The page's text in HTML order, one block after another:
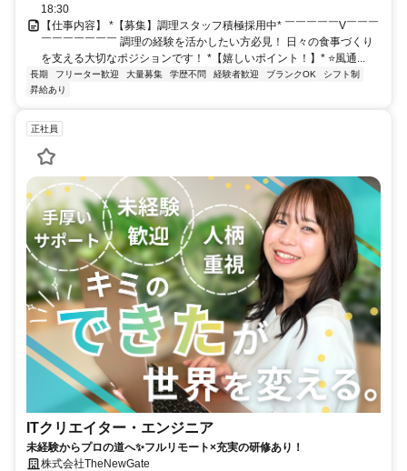
18:30
【仕事内容】 *【募集】調理スタッフ積極採用中* ￣￣￣￣￣V￣￣￣
￣￣￣￣￣￣￣ 調理の経験を活かしたい方必見！ 日々の食事づくり
を支える大切なポジションです！ *【嬉しいポイント！】* ⭐️風通...
長期 フリーター歓迎 大量募集 学歴不問 経験者歓迎 ブランクOK
シフト制
昇給あり
正社員
ITクリエイター・エンジニア
未経験からプロの道へ✨フルリモート×充実の研修あり！
株式会社TheNewGate